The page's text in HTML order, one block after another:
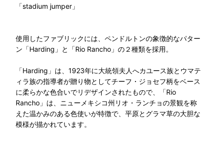
「stadium jumper」
使用したファブリックには、ペンドルトンの象徴的なパター
ン「Harding」と「Rio Rancho」の２種類を採用。
「Harding」は、1923年に大統領夫人へカユース族とウマテ
ィラ族の指導者が贈り物としてチーフ・ジョセフ柄をベース
に柔らかな色合いでリデザインされたもので、「Rio
Rancho」は、ニューメキシコ州リオ・ランチョの景観を称
えた温かみのある色使いが特徴で、平原とグラマ草の大胆な
模様が描かれています。